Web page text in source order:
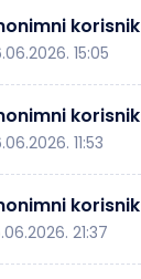
korisnik
15:05
korisnik
11:53
korisnik
21:37